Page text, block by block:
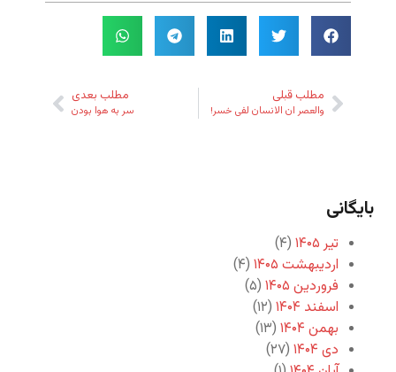
مطلب قبلی
والعصر ان الانسان لفی خسر!
مطلب بعدی
سر به هوا بودن
بایگانی
تیر ۱۴۰۵
(۴)
اردیبهشت ۱۴۰۵
(۴)
فروردین ۱۴۰۵
(۵)
اسفند ۱۴۰۴
(۱۲)
بهمن ۱۴۰۴
(۱۳)
دی ۱۴۰۴
(۲۷)